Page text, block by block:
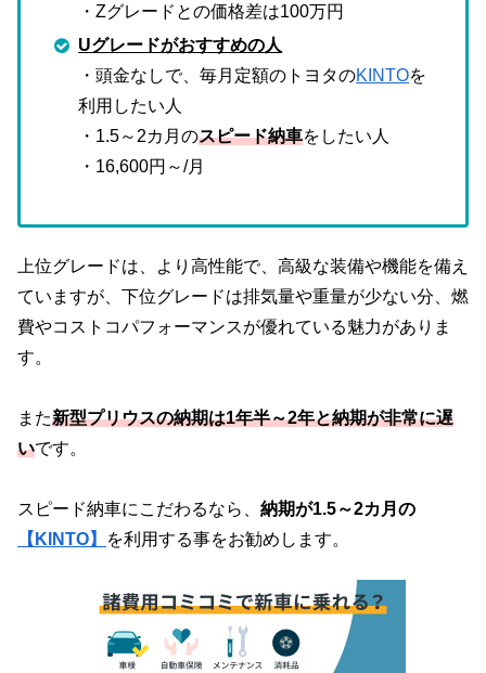
・Zグレードとの価格差は100万円
Uグレードがおすすめの人
・頭金なしで、毎月定額のトヨタのKINTOを
利用したい人
・1.5～2カ月のスピード納車をしたい人
・16,600円～/月
上位グレードは、より高性能で、高級な装備や機能を備え
ていますが、下位グレードは排気量や重量が少ない分、燃
費やコストコパフォーマンスが優れている魅力がありま
す。
また新型プリウスの納期は1年半～2年と納期が非常に遅
いです。
スピード納車にこだわるなら、 納期が1.5～2カ月の
【KINTO】
を利用する事をお勧めします。